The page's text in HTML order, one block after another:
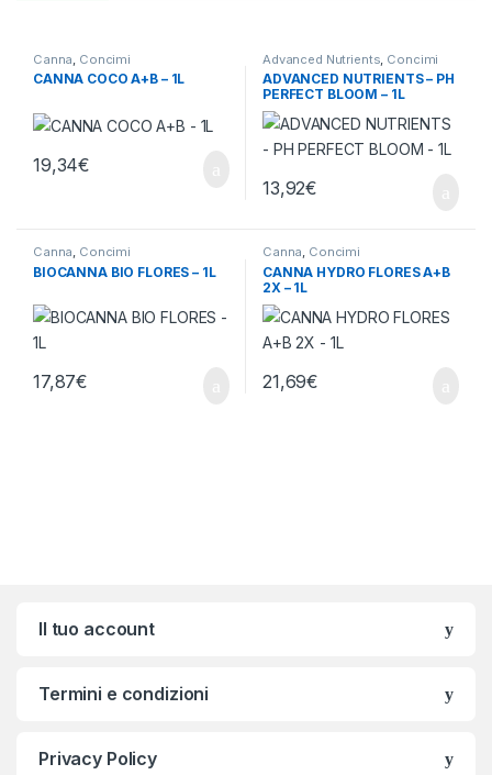
Canna Concimi
CANNA COCO A+B – 1L
19,34€
Advanced Nutrients Concimi
ADVANCED NUTRIENTS – PH
PERFECT BLOOM – 1L
13,92€
Canna, Concimi
BIOCANNA BIO FLORES – 1L
17,87€
Canna, Concimi
CANNA HYDRO FLORES A+B
2X – 1L
21,69€
Il tuo account
Termini e condizioni
Privacy Policy